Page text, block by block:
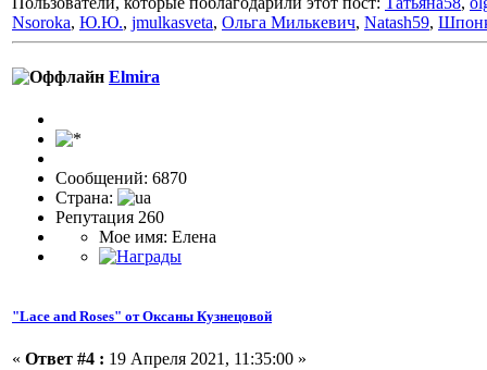
Nsoroka, Ю.Ю., jmulkasveta, Ольга Милькевич, Natash59,
Elmira
Сообщений: 6870
Страна:
Репутация 260
Мое имя: Елена
"Lace and Roses" от Оксаны Кузнецовой
« Ответ #4 : 19 Апреля 2021, 11:35:00 »